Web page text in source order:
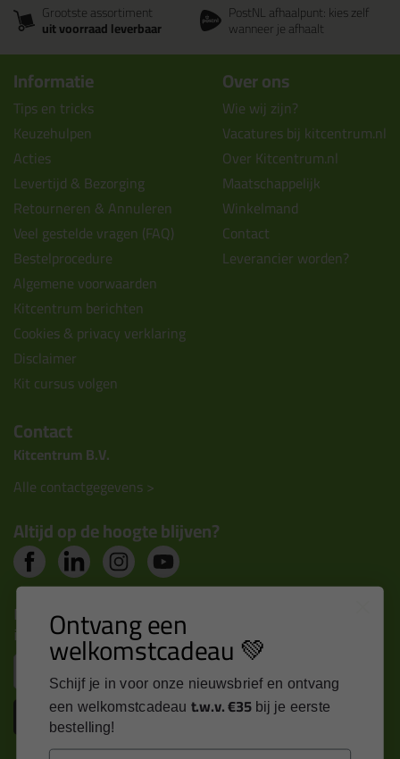
Grootste assortiment
uit voorraad leverbaar
PostNL afhaalpunt: kies zelf
wanneer je afhaalt
Informatie
Tips en tricks
Keuzehulpen
Acties
Levertijd & Bezorging
Retourneren & Annuleren
Veel gestelde vragen (FAQ)
Bestelprocedure
Algemene voorwaarden
Kitcentrum berichten
Cookies & privacy verklaring
Disclaimer
Kit cursus volgen
Over ons
Wie wij zijn?
Vacatures bij kitcentrum.nl
Over Kitcentrum.nl
Maatschappelijk
Winkelmand
Contact
Leverancier worden?
Contact
Kitcentrum B.V.
Alle contactgegevens >
Altijd op de hoogte blijven?
Nieuws, tips en exclusieve deals rechtstreeks in je
inbox
Inschrijven
Ontvang een
welkomstcadeau 💚
Schijf je in voor onze nieuwsbrief en ontvang
een welkomstcadeau t.w.v. €35 bij je eerste
bestelling!